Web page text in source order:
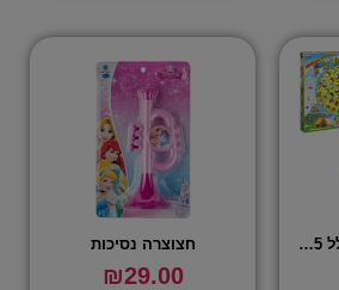
משחק תפיסת דגים כולל 45 דגים – אדר חצוצרה נסיכות
₪29.00